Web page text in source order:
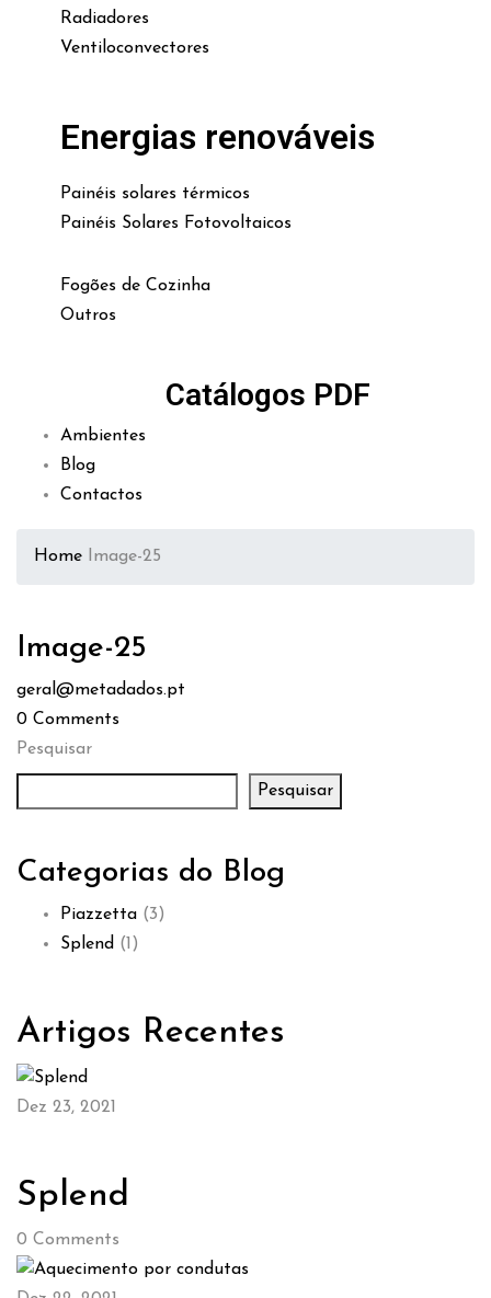
Radiadores
Ventiloconvectores
Energias renováveis
Painéis solares térmicos
Painéis Solares Fotovoltaicos
Fogões de Cozinha
Outros
Catálogos PDF
Ambientes
Blog
Contactos
Home Image-25
Image-25
geral@metadados.pt
0 Comments
Pesquisar
Pesquisar
Categorias do Blog
Piazzetta (3)
Splend (1)
Artigos Recentes
Dez 23, 2021
Splend
0 Comments